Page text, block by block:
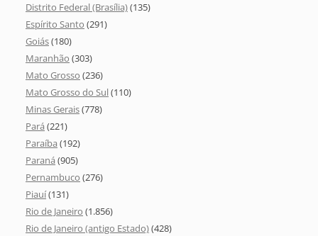
Distrito Federal (Brasília)(135)
Espírito Santo (291)
Goiás(180)
Maranhão (303)
Mato Grosso (236)
Mato Grosso do Sul(110)
Minas Gerais(778)
Pará (221)
Paraíba (192)
Paraná (905)
Pernambuco (276)
Piauí(131)
Rio de Janeiro (1.856)
Rio de Janeiro (antigo Estado)(428)